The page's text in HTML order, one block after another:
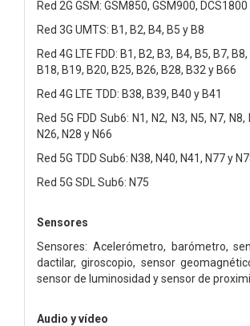
Red 2G GSM: GSM850, GSM900,
Red 3G UMTS: B1, B2, B4, B5 y B8
Red 4G LTE FDD: B1, B2, B3, B4, B5, B7,
B18, B19, B20, B25, B26, B28, B32 y B66
Red 4G LTE TDD: B38, B39, B40 y B41
Red 5G FDD Sub6: N1, N2, N3, N5, N7, N8,
N26, N28 y N66
Red 5G TDD Sub6: N38, N40, N41, N77 y
Red 5G SDL Sub6: N75
Sensores
Sensores: Acelerómetro, barómetro,
dactilar, giroscopio, sensor
sensor de luminosidad y sensor de
Audio y vídeo